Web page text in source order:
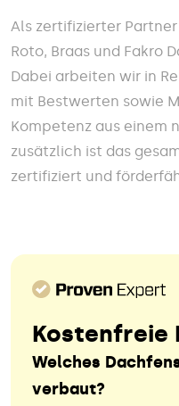
Als zertifizierter
Roto, Braas und Fakro
Dabei arbeiten wir in
mit Bestwerten sowie
Kompetenz aus einem
zusätzlich ist das
zertifiziert und
Kostenfreie
Welches
verbaut?